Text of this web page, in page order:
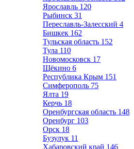
Ярославль 120
Рыбинск 31
Переславль-Залесский 4
Бишкек 162
Тульская область 152
Тула 110
Новомосковск 17
Щёкино 6
Республика Крым 151
Симферополь 75
Ялта 19
Керчь 18
Оренбургская область 148
Оренбург 103
Орск 18
Бузулук 11
Хабаровский край 146